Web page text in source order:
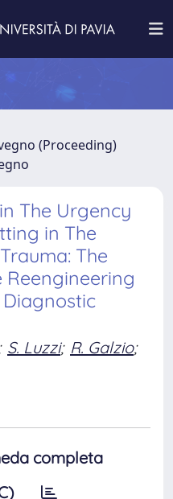
(Proceeding)
The Urgency
in The
The
S. Luzzi; R. Galzio;
completa